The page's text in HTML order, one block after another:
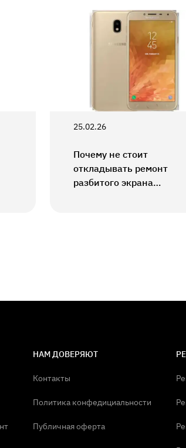
25.02.26
Почему не стоит
откладывать ремонт
разбитого экрана
НАМ ДОВЕРЯЮТ
Контакты
Политика конфедициальности
Публичная оферта